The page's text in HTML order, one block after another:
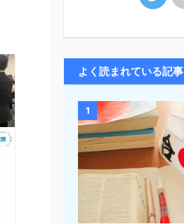
よく読まれている記事
1